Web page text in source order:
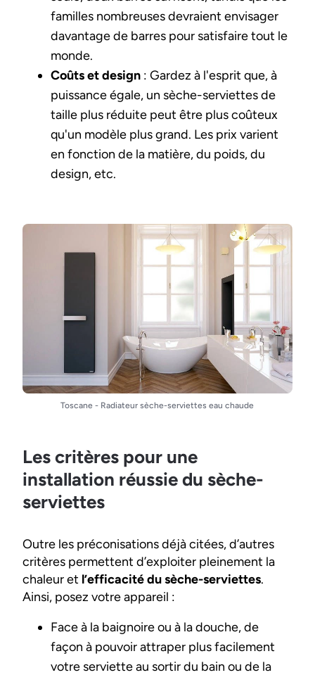
familles nombreuses devraient envisager
davantage de barres pour satisfaire tout le
monde.
Coûts et design : Gardez à l'esprit que, à
puissance égale, un sèche-serviettes de
taille plus réduite peut être plus coûteux
qu'un modèle plus grand. Les prix varient
en fonction de la matière, du poids, du
design, etc.
Toscane - Radiateur sèche-serviettes eau chaude
Les critères pour une
installation réussie du sèche-
serviettes
Outre les préconisations déjà citées, d’autres
critères permettent d’exploiter pleinement la
chaleur et l’efficacité du sèche-serviettes.
Ainsi, posez votre appareil :
Face à la baignoire ou à la douche, de
façon à pouvoir attraper plus facilement
votre serviette au sortir du bain ou de la